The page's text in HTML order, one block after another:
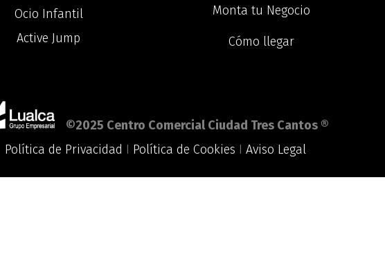
Ocio Infantil
Active Jump
Monta tu Negocio
Cómo llegar
©2025 Centro Comercial Ciudad Tres Cantos ®
Política de Privacidad I Política de Cookies I Aviso Legal